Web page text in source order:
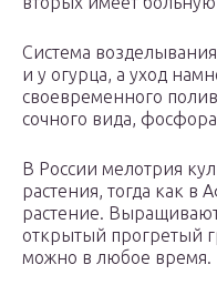
Система
и у огурца, а уход
своевременного
сочного вида,
В России мелотрия
растения, тогда как в
растение.
открытый прогретый
можно в любое время.